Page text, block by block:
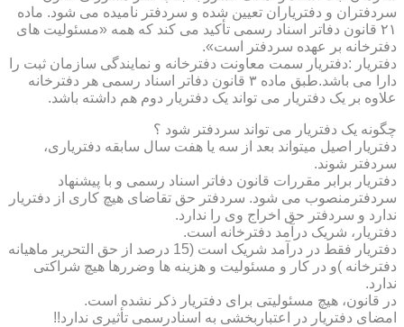
سردفتران و دفتریاران تعیین شده و سردفتر نامیده می شود. ماده
۲۱ قانون دفاتر اسناد رسمی تأکید می کند که همه «مسئولیت های
دفترخانه بر عهده سردفتر است».
دفتریار :دفتریار سمت معاونت دفترخانه و نمایندگی سازمان ثبت را
دارا می باشد.طبق ماده ۳ قانون دفاتر اسناد رسمی هر دفترخانه
علاوه بر یک دفتریار می تواند یک دفتریار دوم هم داشته باشد.
چگونه یک دفتریار می تواند سردفتر شود ؟
دفتریار اصیل میتواند بعد از سه یا هفت سال سابقه دفتریاری،
سردفتر شوند.
دفتریار برابر مقررات قانون دفاتر اسناد رسمی و با پیشنهاد
سردفترمنصوب می شود. سردفتر حق تقاضای هیچ کاری از دفتریار
ندارد و سردفتر حق اخراج وی را ندارد.
دفتریار، شریک درآمد دفترخانه است.
دفتریار فقط در درآمد شریک است (15 درصد از حق التحریر ماهیانه
دفترخانه )و در کار و مسئولیت و هزینه ها وضررها هیچ شراکتی
ندارد.
در قانون، هیچ مسئولیتی برای دفتریار ذکر نشده است.
امضای دفتریار در اعتباربخشی به اسنادرسمی تأثیری ندارد!!